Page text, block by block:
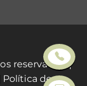
reservados. |
Política de